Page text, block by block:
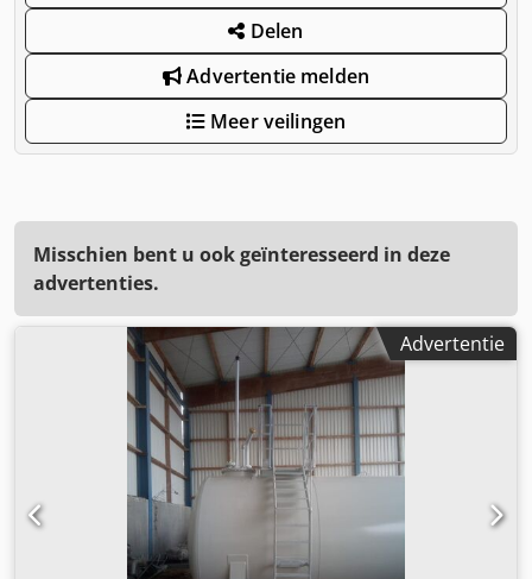
Delen
Advertentie melden
Meer veilingen
Misschien bent u ook geïnteresseerd in deze
advertenties.
Advertentie